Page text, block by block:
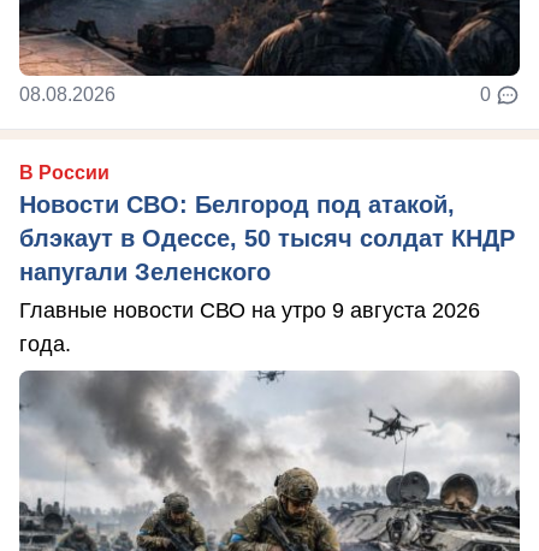
08.08.2026 0
В России
Новости СВО: Белгород под атакой,
блэкаут в Одессе, 50 тысяч солдат КНДР
напугали Зеленского
Главные новости СВО на утро 9 августа 2026
года.